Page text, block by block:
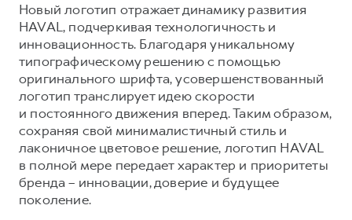
M6
от 2 049 000 ₽
JOLION
от 2 049 000 ₽
DARGO
от 3 199 000 ₽
DARGO X
от 3 499 000 ₽
Аксессуары HAVAL
Каталоги и прайс-листы
Программа «HAVAL Защита+»
Тест-драйв
Трейд-ин
КРЕДИТ И СТРАХОВАНИЕ
Кредитный калькулятор
Моторное масло
Стоимость ТО
СЕРВИСНОЕ ОБСЛУЖИВАНИЕ
Нулевое ТО
Программа «Помощь на дороге»
Регламенты технического обслуживания
Электронный ПТС
О GWM
ИНФОРМАЦИЯ О ДИЛЕРЕ
О дилере
Наша команда
Контакты
Новый логотип отражает динамику развития
HAVAL, подчеркивая технологичность и
инновационность. Благодаря уникальному
типографическому решению с помощью
оригинального шрифта, усовершенствованный
логотип транслирует идею скорости
и постоянного движения вперед. Таким образом,
сохраняя свой минималистичный стиль и
лаконичное цветовое решение, логотип HAVAL
в полной мере передает характер и приоритеты
бренда – инновации, доверие и будущее
поколение.